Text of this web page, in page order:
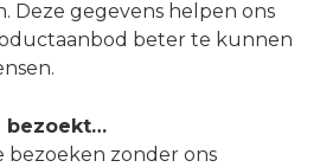
Deze gegevens helpen ons
beter te kunnen
bezoekt…
bezoeken zonder ons